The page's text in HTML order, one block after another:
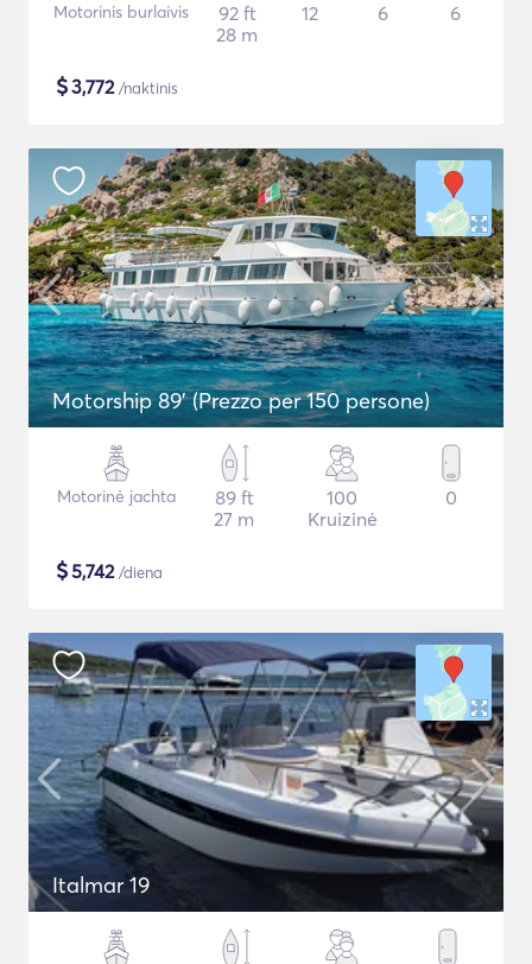
Motorinis burlaivis
92 ft
28 m
12 6 6
$3,772/naktinis
Motorship 89' (Prezzo per 150 persone)
Motorinė jachta
89 ft
27 m
100
Kruizinė
0
$5,742/diena
Italmar 19